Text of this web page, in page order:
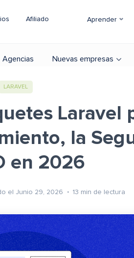
Afiliado Aprender
Agencias Nuevas empresas
LARAVEL
Laravel
la
en 2026
el Junio 29, 2026 13 min de lectura